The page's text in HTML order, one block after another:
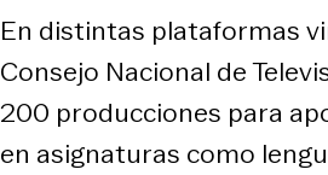
En distintas plataformas
Consejo Nacional de
200 producciones para
en asignaturas como